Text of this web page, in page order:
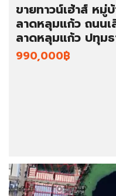
ขายทาวน์เฮ้าส์ หมู่
ลาดหลุมแก้ว ถนน
ลาดหลุมแก้ว ปทุม
990,000฿